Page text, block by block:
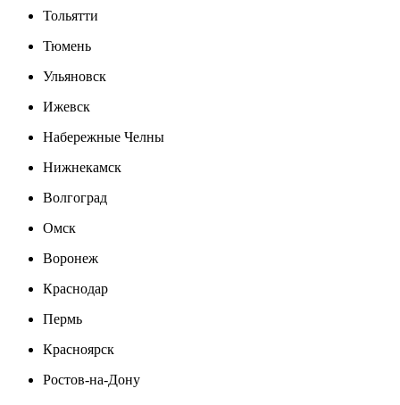
Тольятти
Тюмень
Ульяновск
Ижевск
Набережные Челны
Нижнекамск
Волгоград
Омск
Воронеж
Краснодар
Пермь
Красноярск
Ростов-на-Дону